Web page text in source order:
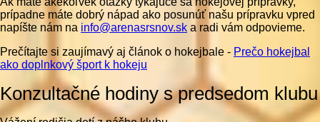
prípadne máte dobrý nápad ako posunúť našu prípravku vpred
napíšte nám na info@arenasrsnov.sk a radi vám odpovieme.
Prečítajte si zaujímavý aj článok o hokejbale - Prečo hokejbal
ako doplnkový šport k hokeju
Konzultačné hodiny s predsedom klubu